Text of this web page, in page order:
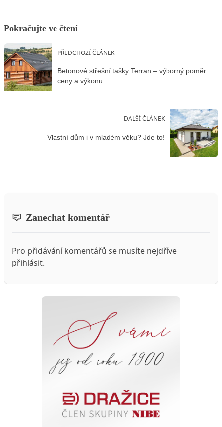
Pokračujte ve čtení
PŘEDCHOZÍ ČLÁNEK
Betonové střešní tašky Terran – výborný poměr
ceny a výkonu
DALŠÍ ČLÁNEK
Vlastní dům i v mladém věku? Jde to!
Zanechat komentář
Pro přidávání komentářů se musíte nejdříve
přihlásit.